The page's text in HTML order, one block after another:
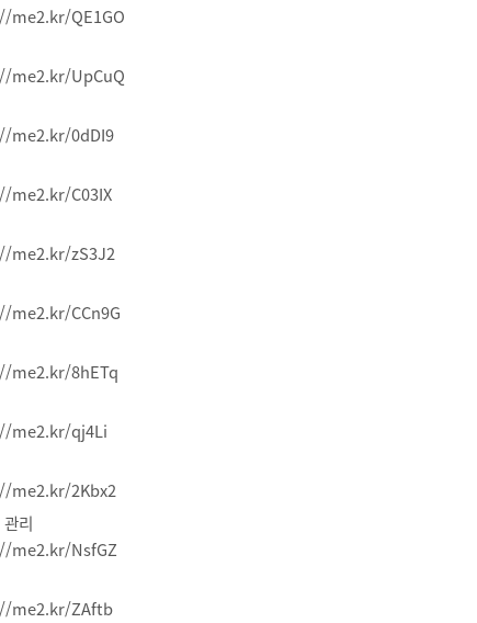
me2.kr/QE1GO
me2.kr/UpCuQ
me2.kr/0dDI9
me2.kr/C03IX
me2.kr/zS3J2
me2.kr/CCn9G
me2.kr/8hETq
me2.kr/qj4Li
me2.kr/2Kbx2
관리
me2.kr/NsfGZ
me2.kr/ZAftb